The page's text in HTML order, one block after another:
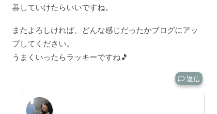
善していけたらいいですね。
またよろしければ、どんな感じだったかブログにアッ
プしてください。
うまくいったらラッキーですね🎵
返信